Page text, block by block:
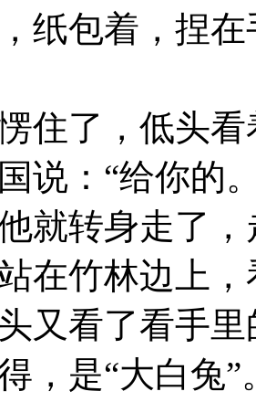
纸包着，捏
了，低头看
：“给你的
转身走了，
竹林边上，
又看了看手
，是“大白兔